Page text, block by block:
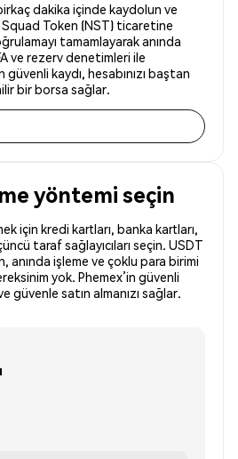
dakika içinde kaydolun ve
Token (NST) ticaretine
tamamlayarak anında
ve rezerv denetimleri ile
kaydı, hesabınızı baştan
bir borsa sağlar.
yöntemi seçin
için kredi kartları, banka kartları,
taraf sağlayıcıları seçin. USDT
anında işleme ve çoklu para birimi
yok. Phemex’in güvenli
güvenle satın almanızı sağlar.